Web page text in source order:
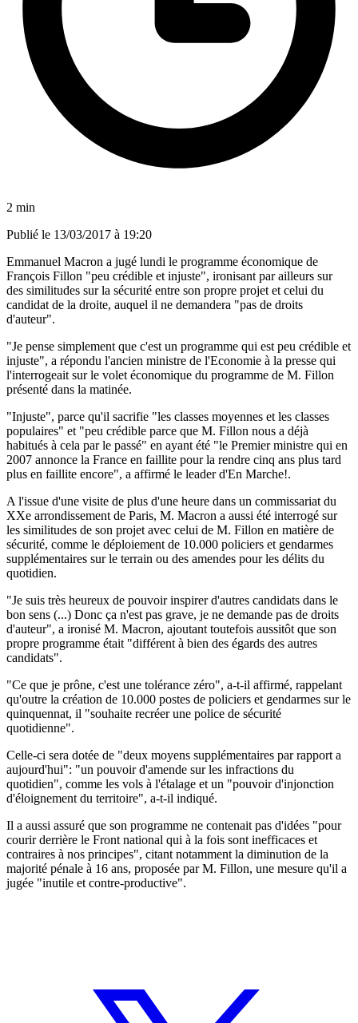
2 min
Publié le 13/03/2017 à 19:20
Emmanuel Macron a jugé lundi le programme économique de
François Fillon "peu crédible et injuste", ironisant par ailleurs sur
des similitudes sur la sécurité entre son propre projet et celui du
candidat de la droite, auquel il ne demandera "pas de droits
d'auteur".
"Je pense simplement que c'est un programme qui est peu crédible et
injuste", a répondu l'ancien ministre de l'Economie à la presse qui
l'interrogeait sur le volet économique du programme de M. Fillon
présenté dans la matinée.
"Injuste", parce qu'il sacrifie "les classes moyennes et les classes
populaires" et "peu crédible parce que M. Fillon nous a déjà
habitués à cela par le passé" en ayant été "le Premier ministre qui en
2007 annonce la France en faillite pour la rendre cinq ans plus tard
plus en faillite encore", a affirmé le leader d'En Marche!.
A l'issue d'une visite de plus d'une heure dans un commissariat du
XXe arrondissement de Paris, M. Macron a aussi été interrogé sur
les similitudes de son projet avec celui de M. Fillon en matière de
sécurité, comme le déploiement de 10.000 policiers et gendarmes
supplémentaires sur le terrain ou des amendes pour les délits du
quotidien.
"Je suis très heureux de pouvoir inspirer d'autres candidats dans le
bon sens (...) Donc ça n'est pas grave, je ne demande pas de droits
d'auteur", a ironisé M. Macron, ajoutant toutefois aussitôt que son
propre programme était "différent à bien des égards des autres
candidats".
"Ce que je prône, c'est une tolérance zéro", a-t-il affirmé, rappelant
qu'outre la création de 10.000 postes de policiers et gendarmes sur le
quinquennat, il "souhaite recréer une police de sécurité
quotidienne".
Celle-ci sera dotée de "deux moyens supplémentaires par rapport a
aujourd'hui": "un pouvoir d'amende sur les infractions du
quotidien", comme les vols à l'étalage et un "pouvoir d'injonction
d'éloignement du territoire", a-t-il indiqué.
Il a aussi assuré que son programme ne contenait pas d'idées "pour
courir derrière le Front national qui à la fois sont inefficaces et
contraires à nos principes", citant notamment la diminution de la
majorité pénale à 16 ans, proposée par M. Fillon, une mesure qu'il a
jugée "inutile et contre-productive".